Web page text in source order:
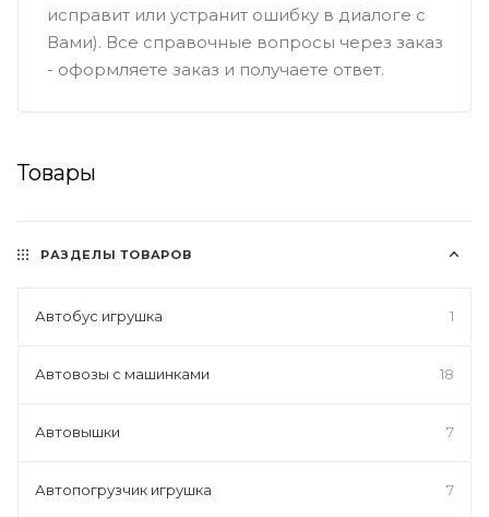
исправит или устранит ошибку в диалоге с
Вами). Все справочные вопросы через заказ
- оформляете заказ и получаете ответ.
Товары
РАЗДЕЛЫ ТОВАРОВ
Автобус игрушка 1
Автовозы с машинками 18
Автовышки 7
Автопогрузчик игрушка 7